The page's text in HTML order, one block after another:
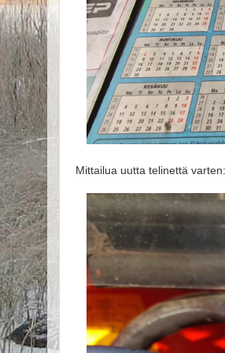
Mittailua uutta telinettä varten: